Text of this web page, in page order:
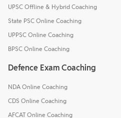
UPSC Offline & Hybrid Coaching
State PSC Online Coaching
UPPSC Online Coaching
BPSC Online Coaching
Defence Exam Coaching
NDA Online Coaching
CDS Online Coaching
AFCAT Online Coaching